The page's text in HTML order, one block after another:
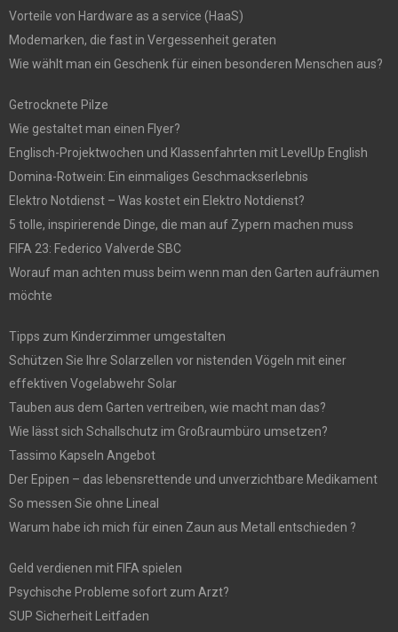
Vorteile von Hardware as a service (HaaS)
Modemarken, die fast in Vergessenheit geraten
Wie wählt man ein Geschenk für einen besonderen Menschen aus?
Getrocknete Pilze
Wie gestaltet man einen Flyer?
Englisch-Projektwochen und Klassenfahrten mit LevelUp English
Domina-Rotwein: Ein einmaliges Geschmackserlebnis
Elektro Notdienst – Was kostet ein Elektro Notdienst?
5 tolle, inspirierende Dinge, die man auf Zypern machen muss
FIFA 23: Federico Valverde SBC
Worauf man achten muss beim wenn man den Garten aufräumen
möchte
Tipps zum Kinderzimmer umgestalten
Schützen Sie Ihre Solarzellen vor nistenden Vögeln mit einer
effektiven Vogelabwehr Solar
Tauben aus dem Garten vertreiben, wie macht man das?
Wie lässt sich Schallschutz im Großraumbüro umsetzen?
Tassimo Kapseln Angebot
Der Epipen – das lebensrettende und unverzichtbare Medikament
So messen Sie ohne Lineal
Warum habe ich mich für einen Zaun aus Metall entschieden ?
Geld verdienen mit FIFA spielen
Psychische Probleme sofort zum Arzt?
SUP Sicherheit Leitfaden